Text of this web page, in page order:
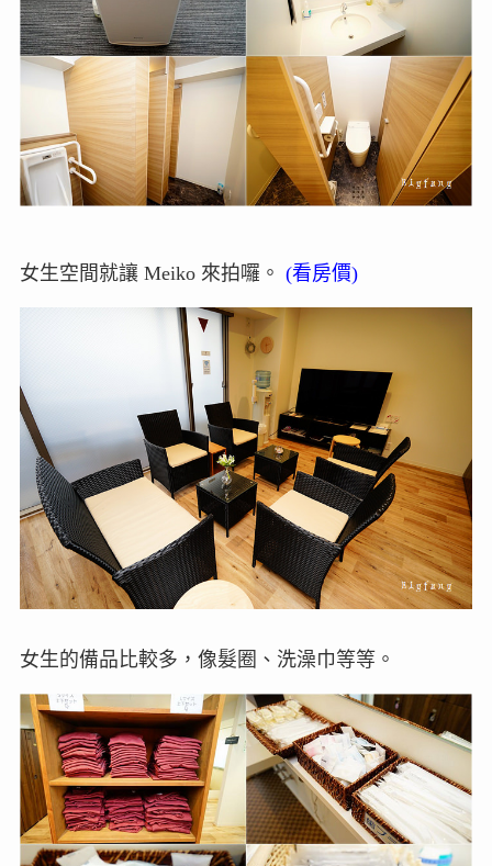
女生空間就讓 Meiko 來拍囉。 (看房價)
女生的備品比較多，像髮圈、洗澡巾等等。